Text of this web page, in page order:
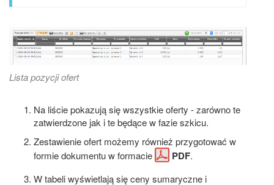
Lista pozycji ofert
Na liście pokazują się wszystkie oferty - zarówno te
zatwierdzone jak i te będące w fazie szkicu.
Zestawienie ofert możemy również przygotować w
formie dokumentu w formacie
PDF.
W tabeli wyświetlają się ceny sumaryczne i